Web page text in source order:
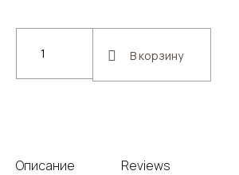
В корзину
Описание Reviews